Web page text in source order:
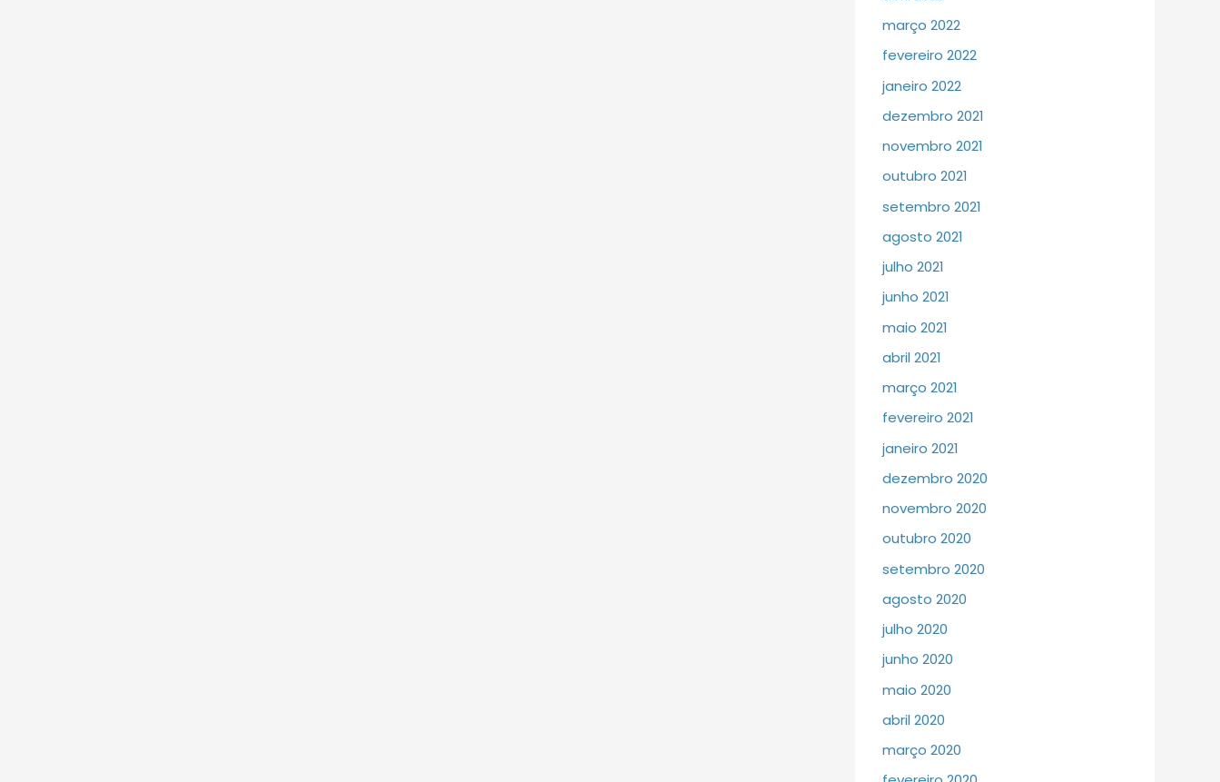
março 2022
fevereiro 2022
janeiro 2022
dezembro 2021
novembro 2021
outubro 2021
setembro 2021
agosto 2021
julho 2021
junho 2021
maio 2021
abril 2021
março 2021
fevereiro 2021
janeiro 2021
dezembro 2020
novembro 2020
outubro 2020
setembro 2020
agosto 2020
julho 2020
junho 2020
maio 2020
abril 2020
março 2020